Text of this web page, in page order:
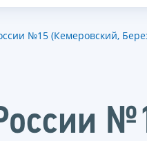
№15 (Кемеровский,